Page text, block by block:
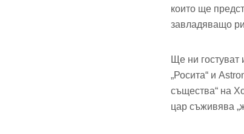
които ще
завладяващо
Ще ни гостуват
„Росита“ и
същества“ на
цар съживява